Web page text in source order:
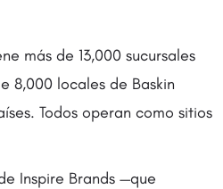
más de 13,000 sucursales
8,000 locales de Baskin
Todos operan como sitios
Inspire Brands —que